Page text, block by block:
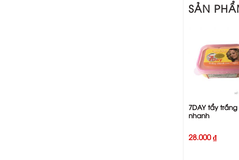
SẢN
7DAY tẩy trắng
nhanh
28.000₫